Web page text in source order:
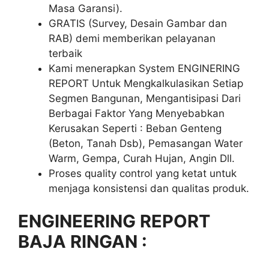
Masa Garansi).
GRATIS (Survey, Desain Gambar dan
RAB) demi memberikan pelayanan
terbaik
Kami menerapkan System ENGINERING
REPORT Untuk Mengkalkulasikan Setiap
Segmen Bangunan, Mengantisipasi Dari
Berbagai Faktor Yang Menyebabkan
Kerusakan Seperti : Beban Genteng
(Beton, Tanah Dsb), Pemasangan Water
Warm, Gempa, Curah Hujan, Angin Dll.
Proses quality control yang ketat untuk
menjaga konsistensi dan qualitas produk.
ENGINEERING REPORT
BAJA RINGAN :